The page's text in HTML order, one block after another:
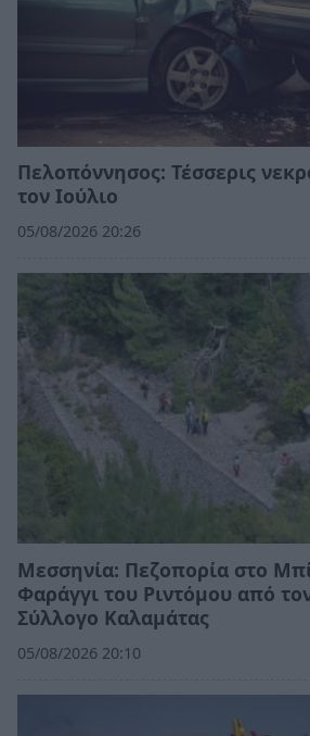
Πελοπόννησος: Τέσσερις
τον Ιούλιο
05/08/2026 20:26
Μεσσηνία: Πεζοπορία στο
Φαράγγι του Ριντόμου από
Σύλλογο Καλαμάτας
05/08/2026 20:10